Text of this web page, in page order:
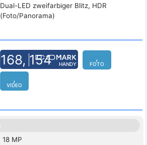
Dual-LED zweifarbiger Blitz, HDR
(Foto/Panorama)
168, 154 HANDY
,
FOTO
,
VIDEO
18 MP